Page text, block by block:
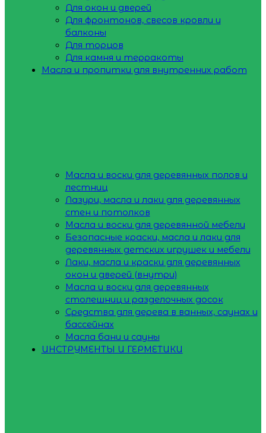
Для окон и дверей
Для фронтонов, свесов кровли и
балконы
Для торцов
Для камня и терракоты
Масла и пропитки для внутренних работ
Масла и воски для деревянных полов и
лестниц
Лазури, масла и лаки для деревянных
стен и потолков
Масла и воски для деревянной мебели
Безопасные краски, масла и лаки для
деревянных детских игрушек и мебели
Лаки, масла и краски для деревянных
окон и дверей (внутри)
Масла и воски для деревянных
столешниц и разделочных досок
Средства для дерева в ванных, саунах и
бассейнах
Масла бани и сауны
ИНСТРУМЕНТЫ И ГЕРМЕТИКИ